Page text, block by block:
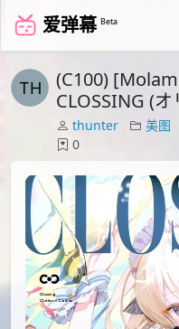
爱弹幕 Beta
(C100)
CLOSSING (
thunter 美图
0